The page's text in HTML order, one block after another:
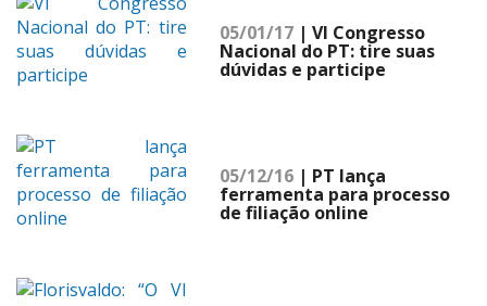
05/01/17 | VI Congresso
Nacional do PT: tire suas
dúvidas e participe
05/12/16 | PT lança
ferramenta para processo
de filiação online